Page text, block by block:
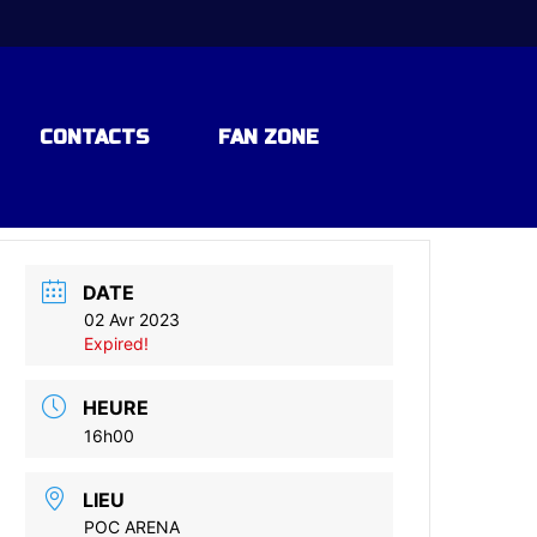
CONTACTS FAN ZONE
DATE
02 Avr 2023
Expired!
HEURE
16h00
LIEU
POC ARENA